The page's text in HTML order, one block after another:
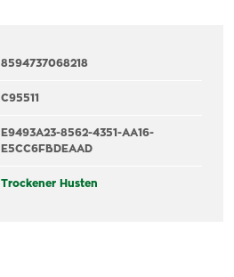
8594737068218
C95511
E9493A23-8562-4351-AA16-
E5CC6FBDEAAD
Trockener Husten